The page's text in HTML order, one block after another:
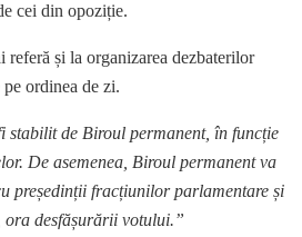
cei din opoziție.
și la organizarea dezbaterilor
ordinea de zi.
stabilit de Biroul permanent, în funcție
De asemenea, Biroul permanent va
președinții fracțiunilor parlamentare și
desfășurării votului.”